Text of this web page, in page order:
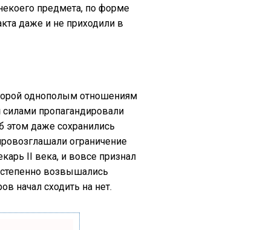
предмета, по форме
даже и не приходили в
однополым отношениям
пропагандировали
этом даже сохранились
ограничение
II века, и вовсе признал
возвышались
начал сходить на нет.